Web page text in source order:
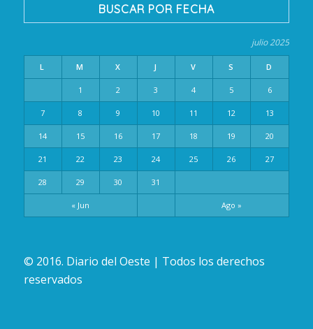
BUSCAR POR FECHA
julio 2025
L M X J V S D
« Jun Ago »
1 2 3 4 5 6
7 8 9 10 11 12 13
14 15 16 17 18 19 20
21 22 23 24 25 26 27
28 29 30 31
© 2016. Diario del Oeste | Todos los derechos
reservados